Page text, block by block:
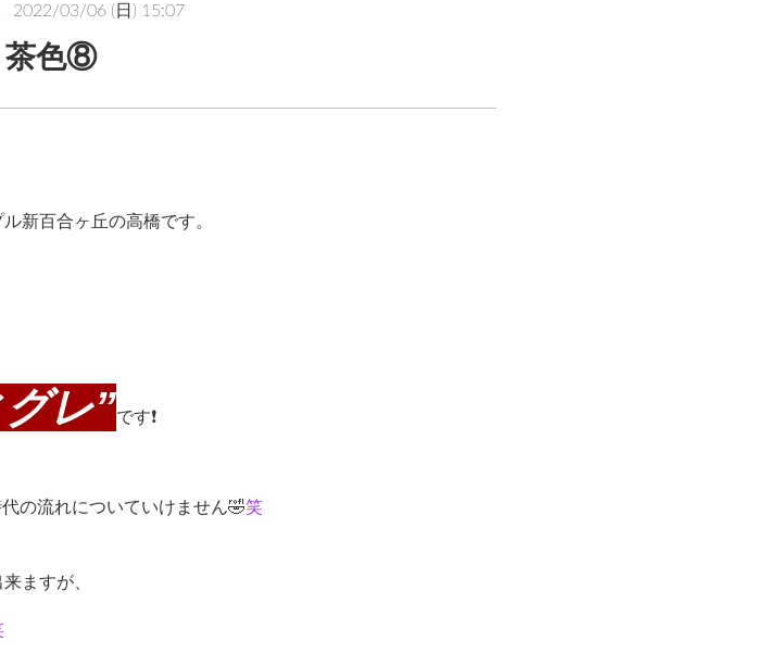
2022/03/06 (日) 15:07
茶色⑧
新百合ヶ丘の高橋です。
レ”です❗️
の流れについていけません🤣笑
ますが、